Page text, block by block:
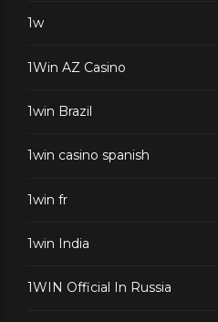
1w
1Win AZ Casino
1win Brazil
1win casino spanish
1win fr
1win India
1WIN Official In Russia